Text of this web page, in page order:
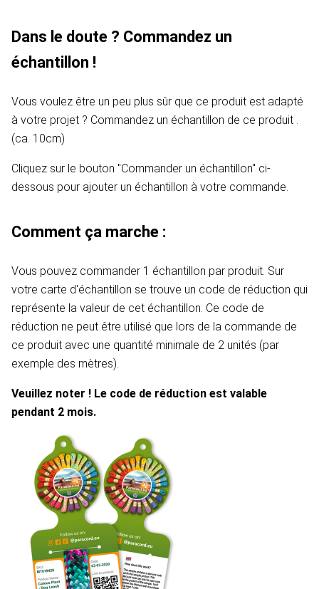
Dans le doute ? Commandez un
échantillon !
Vous voulez être un peu plus sûr que ce produit est adapté
à votre projet ? Commandez un échantillon de ce produit .
(ca. 10cm)
Cliquez sur le bouton "Commander un échantillon" ci-
dessous pour ajouter un échantillon à votre commande.
Comment ça marche :
Vous pouvez commander 1 échantillon par produit. Sur
votre carte d'échantillon se trouve un code de réduction qui
représente la valeur de cet échantillon. Ce code de
réduction ne peut être utilisé que lors de la commande de
ce produit avec une quantité minimale de 2 unités (par
exemple des mètres).
Veuillez noter ! Le code de réduction est valable
pendant 2 mois.